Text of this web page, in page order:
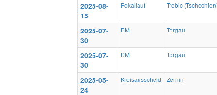
2025-08-
15
Pokallauf Trebic
2025-07-
30
DM Torgau
2025-07-
30
DM Torgau
2025-05-
24
Kreisausscheid Zernin